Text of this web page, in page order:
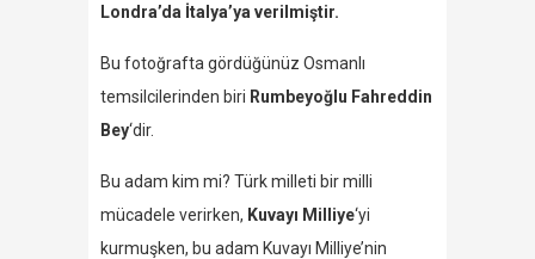
Londra’da İtalya’ya verilmiştir.
Bu fotoğrafta gördüğünüz Osmanlı
temsilcilerinden biri Rumbeyoğlu Fahreddin
Bey‘dir.
Bu adam kim mi? Türk milleti bir milli
mücadele verirken, Kuvayı Milliye‘yi
kurmuşken, bu adam Kuvayı Milliye’nin